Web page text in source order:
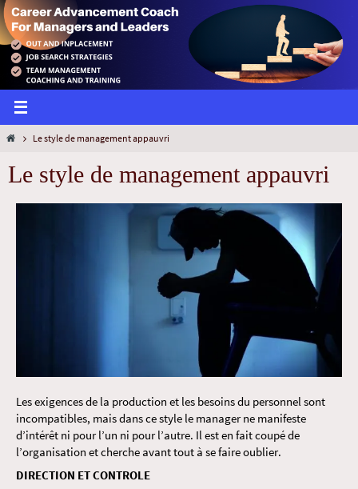
Le style de management appauvri
Le style de management appauvri
Les exigences de la production et les besoins du personnel sont
incompatibles, mais dans ce style le manager ne manifeste
d’intérêt ni pour l’un ni pour l’autre. Il est en fait coupé de
l’organisation et cherche avant tout à se faire oublier.
DIRECTION ET CONTROLE